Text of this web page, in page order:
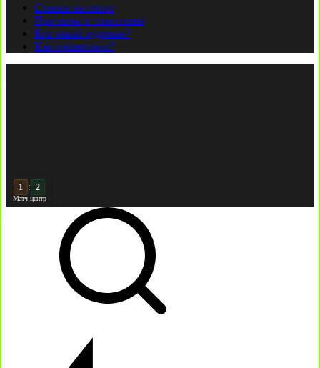
Ставки на спорт
Причины и симптомы
Кто такой лудоман?
Как избавиться?
2 : 2
Матч-центр